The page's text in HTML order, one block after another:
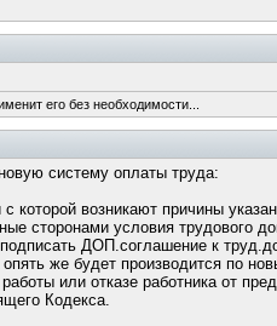
его без необходимости...
систему оплаты труда:
которой возникают причины
сторонами условия трудового
ДОП.соглашение к
же будет производится по
или отказе работника от
Кодекса.